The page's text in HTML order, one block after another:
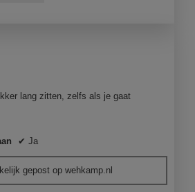
lang zitten, zelfs als je gaat
✔ Ja
gepost op wehkamp.nl